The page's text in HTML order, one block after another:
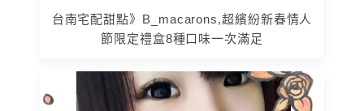
台南宅配甜點》B_macarons,超繽紛新春情人
節限定禮盒8種口味一次滿足